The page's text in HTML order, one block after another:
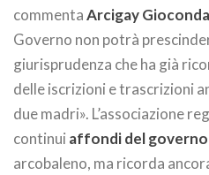
commentaArcigay Gioconda
Governo non potrà
giurisprudenza che ha già
delle iscrizioni e trascrizioni
due madri». L’associazione
continui affondi del governo
arcobaleno, ma ricorda